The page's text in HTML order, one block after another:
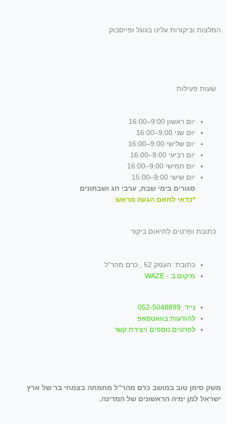
המלצות וביקורות עלינו בגוגל ופייסבוק
שעות פעילות
יום ראשון 9:00–16:00
יום שני 9:00–16:00
יום שלישי 9:00–16:00
יום רביעי 9:00–16:00
יום חמישי 9:00–16:00
יום שישי 9:00–15:00
סגורים בימי שבת, ערבי חג ושבתונים
*כדאי לתאם הגעה מראש
כתובת ופרטים לתיאום ביקור
כתובת: העמק 52 , כרם מהר"ל
מיקום ב - WAZE
נייד: 052-5048899
להודעות בוואטסאפ
לפרטים נוספים ויצירת קשר
משק סימן טוב במושב כרם מהר”ל מתמחה בצמחי בר של ארץ
ישראל למן ימיה הראשונים של המדינה.